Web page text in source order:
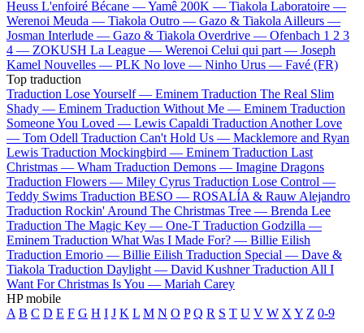
Heuss L'enfoiré Bécane —Yamê 200K — Tiakola Laboratoire —
Werenoi Meuda — Tiakola Outro — Gazo & Tiakola Ailleurs —
Josman Interlude — Gazo & Tiakola Overdrive — Ofenbach 1 2 3
4 — ZOKUSH La League — Werenoi Celui qui part — Joseph
Kamel Nouvelles — PLK No love — Ninho Urus — Favé (FR)
Top traduction
Traduction Lose Yourself — Eminem Traduction The Real Slim
Shady — Eminem Traduction Without Me — Eminem Traduction
Someone You Loved — Lewis Capaldi Traduction Another Love
— Tom Odell Traduction Can't Hold Us — Macklemore and Ryan
Lewis Traduction Mockingbird — Eminem Traduction Last
Christmas — Wham Traduction Demons — Imagine Dragons
Traduction Flowers — Miley Cyrus Traduction Lose Control —
Teddy Swims Traduction BESO — ROSALÍA & Rauw Alejandro
Traduction Rockin' Around The Christmas Tree — Brenda Lee
Traduction The Magic Key — One-T Traduction Godzilla —
Eminem Traduction What Was I Made For? — Billie Eilish
Traduction Emorio — Billie Eilish Traduction Special — Dave &
Tiakola Traduction Daylight — David Kushner Traduction All I
Want For Christmas Is You — Mariah Carey
HP mobile
A B C D E F G H I J K L M N O P Q R S T U V W X Y Z 0-9